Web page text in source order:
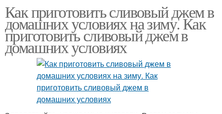
Как приготовить сливовый джем в
домашних условиях на зиму. Как
приготовить сливовый джем в
домашних условиях